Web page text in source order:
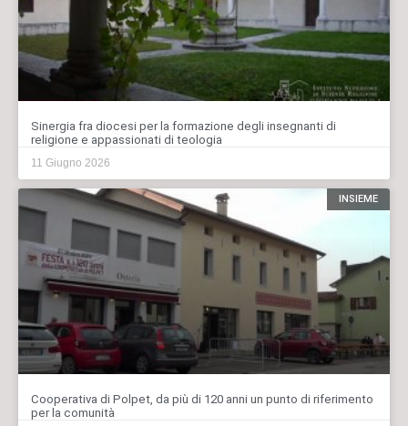
Sinergia fra diocesi per la formazione degli insegnanti di
religione e appassionati di teologia
11 Giugno 2026
INSIEME
Cooperativa di Polpet, da più di 120 anni un punto di riferimento
per la comunità